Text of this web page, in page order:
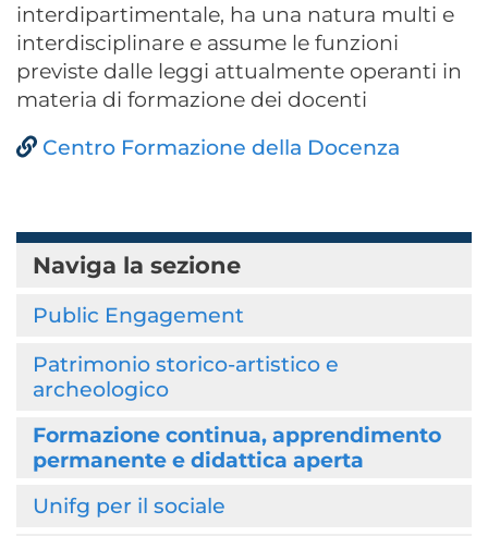
interdipartimentale, ha una natura multi e
interdisciplinare e assume le funzioni
previste dalle leggi attualmente operanti in
materia di formazione dei docenti
Centro Formazione della Docenza
Naviga la sezione
Public Engagement
Patrimonio storico-artistico e
archeologico
Formazione continua, apprendimento
permanente e didattica aperta
Unifg per il sociale